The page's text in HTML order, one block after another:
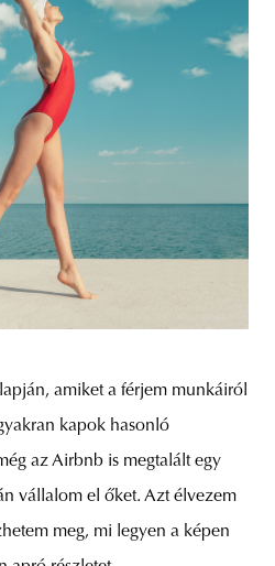
amiket a férjem munkáiról
kapok hasonló
az Airbnb is megtalált egy
vállalom el őket. Azt élvezem
meg, mi legyen a képen